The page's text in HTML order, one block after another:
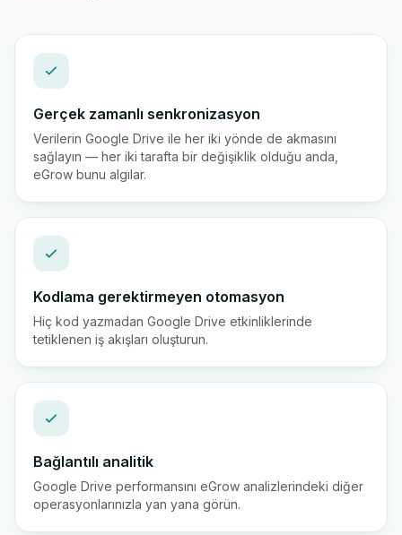
Gerçek zamanlı senkronizasyon
Verilerin Google Drive ile her iki yönde de akmasını
sağlayın — her iki tarafta bir değişiklik olduğu anda,
eGrow bunu algılar.
Kodlama gerektirmeyen otomasyon
Hiç kod yazmadan Google Drive etkinliklerinde
tetiklenen iş akışları oluşturun.
Bağlantılı analitik
Google Drive performansını eGrow analizlerindeki diğer
operasyonlarınızla yan yana görün.